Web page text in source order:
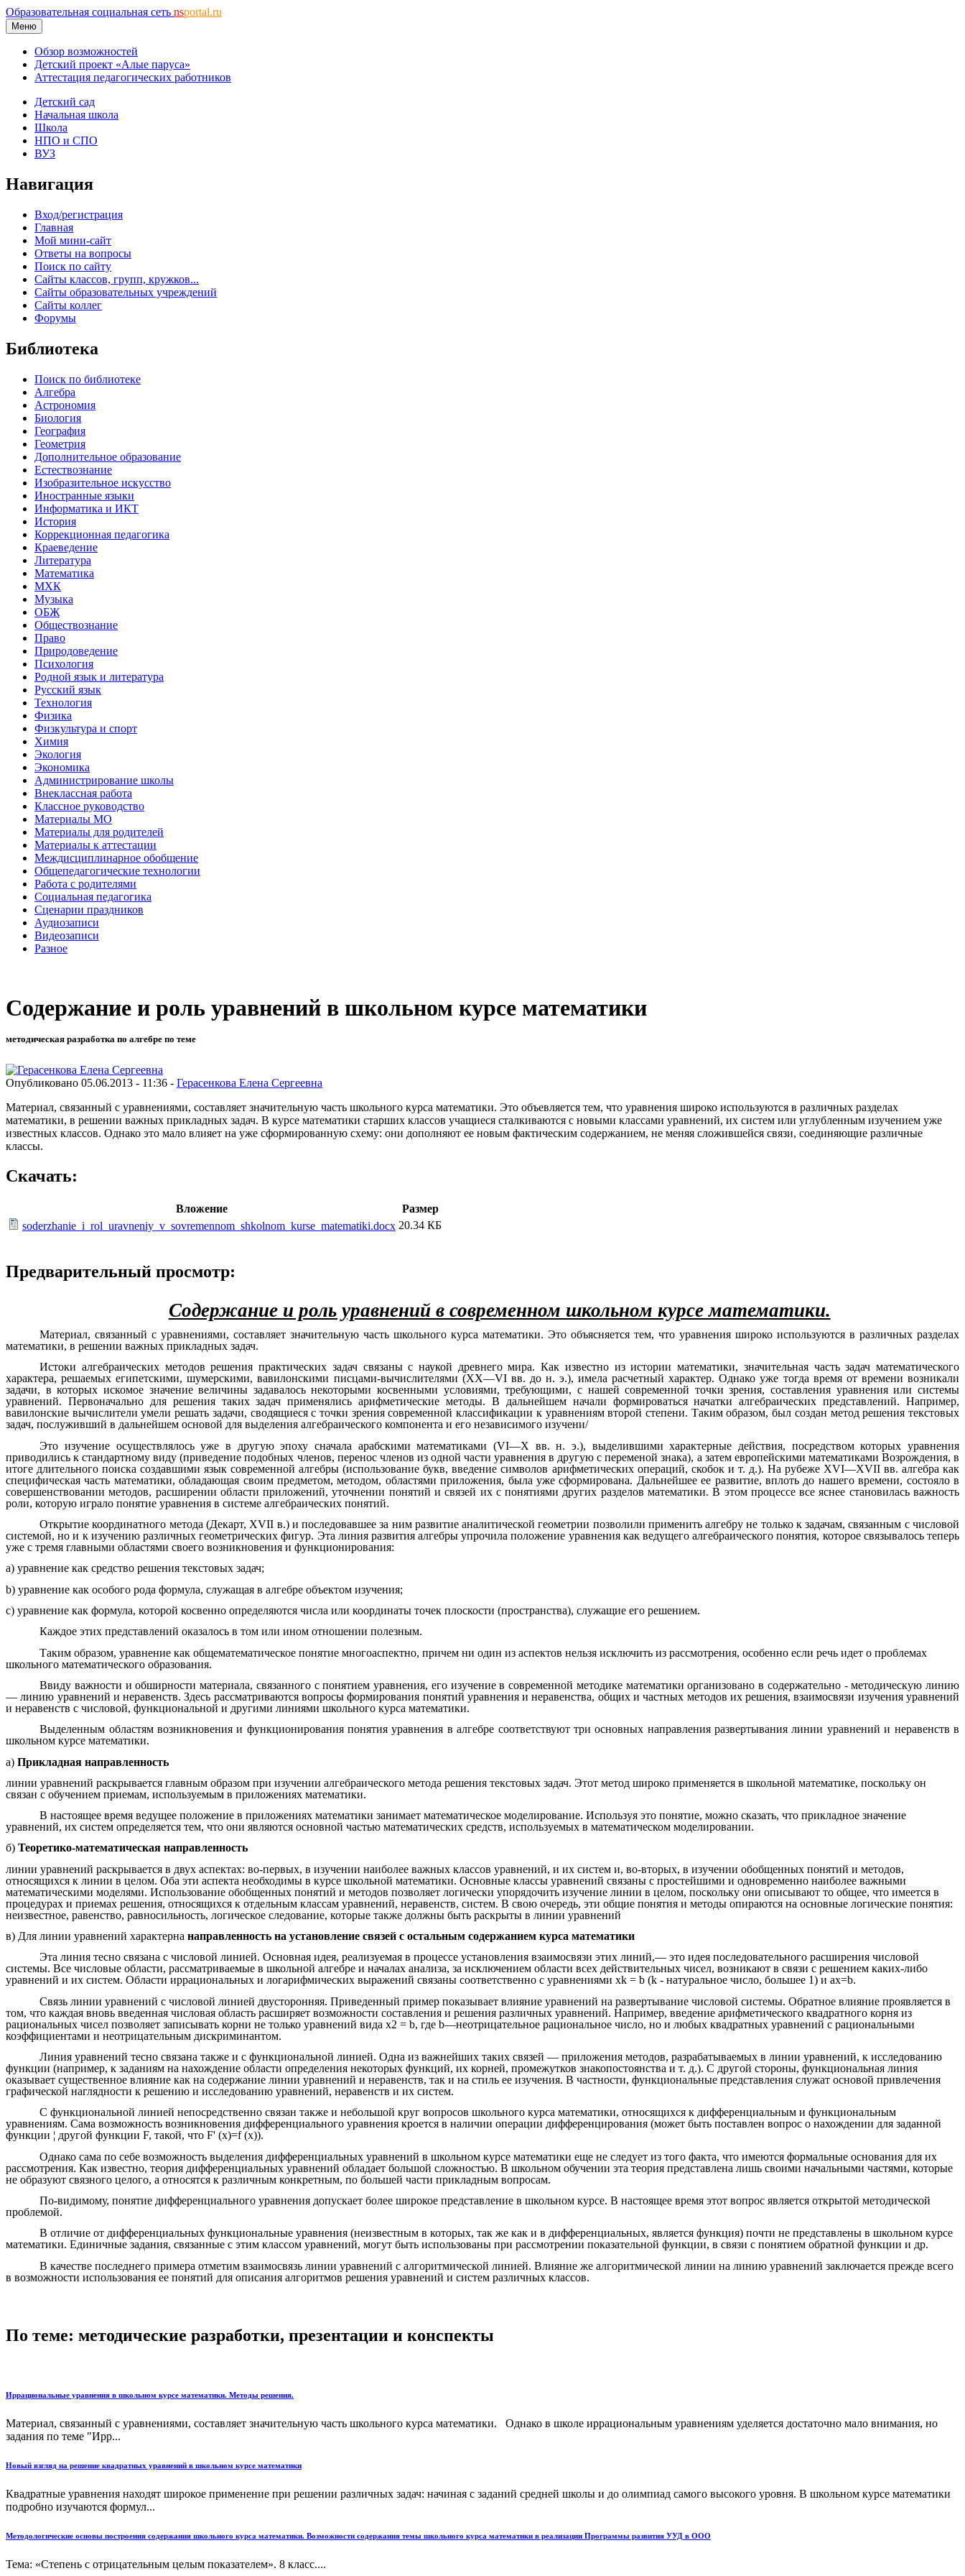
Образовательная социальная сеть nsportal.ru
Меню
Обзор возможностей
Детский проект «Алые паруса»
Аттестация педагогических работников
Детский сад
Начальная школа
Школа
НПО и СПО
ВУЗ
Навигация
Вход/регистрация
Главная
Мой мини-сайт
Ответы на вопросы
Поиск по сайту
Сайты классов, групп, кружков...
Сайты образовательных учреждений
Сайты коллег
Форумы
Библиотека
Поиск по библиотеке
Алгебра
Астрономия
Биология
География
Геометрия
Дополнительное образование
Естествознание
Изобразительное искусство
Иностранные языки
Информатика и ИКТ
История
Коррекционная педагогика
Краеведение
Литература
Математика
МХК
Музыка
ОБЖ
Обществознание
Право
Природоведение
Психология
Родной язык и литература
Русский язык
Технология
Физика
Физкультура и спорт
Химия
Экология
Экономика
Администрирование школы
Внеклассная работа
Классное руководство
Материалы МО
Материалы для родителей
Материалы к аттестации
Междисциплинарное обобщение
Общепедагогические технологии
Работа с родителями
Социальная педагогика
Сценарии праздников
Аудиозаписи
Видеозаписи
Разное
Содержание и роль уравнений в школьном курсе математики
методическая разработка по алгебре по теме
Опубликовано 05.06.2013 - 11:36 - Герасенкова Елена Сергеевна
Материал, связанный с уравнениями, составляет значительную часть школьного курса математики. Это объевляется тем, что уравнения широко используются в различных разделах
математики, в решении важных прикладных задач. В курсе математики старших классов учащиеся сталкиваются с новыми классами уравнений, их систем или углубленным изучением уже
известных классов. Однако это мало влияет на уже сформированную схему: они дополняют ее новым фактическим содержанием, не меняя сложившейся связи, соединяющие различные
классы.
Скачать:
Вложение
Размер
soderzhanie_i_rol_uravneniy_v_sovremennom_shkolnom_kurse_matematiki.docx 20.34 КБ
Предварительный просмотр:
Содержание и роль уравнений в современном школьном курсе математики.
Материал, связанный с уравнениями, составляет значительную часть школьного курса математики. Это объясняется тем, что уравнения широко используются в различных разделах
математики, в решении важных прикладных задач.
Истоки алгебраических методов решения практических задач связаны с наукой древнего мира. Как известно из истории математики, значительная часть задач математического
характера, решаемых египетскими, шумерскими, вавилонскими писцами-вычислителями (XX—VI вв. до н. э.), имела расчетный характер. Однако уже тогда время от времени возникали
задачи, в которых искомое значение величины задавалось некоторыми косвенными условиями, требующими, с нашей современной точки зрения, составления уравнения или системы
уравнений. Первоначально для решения таких задач применялись арифметические методы. В дальнейшем начали формироваться начатки алгебраических представлений. Например,
вавилонские вычислители умели решать задачи, сводящиеся с точки зрения современной классификации к уравнениям второй степени. Таким образом, был создан метод решения текстовых
задач, послуживший в дальнейшем основой для выделения алгебраического компонента и его независимого изучени/
Это изучение осуществлялось уже в другую эпоху сначала арабскими математиками (VI—Х вв. н. э.), выделившими характерные действия, посредством которых уравнения
приводились к стандартному виду (приведение подобных членов, перенос членов из одной части уравнения в другую с переменой знака), а затем европейскими математиками Возрождения, в
итоге длительного поиска создавшими язык современной алгебры (использование букв, введение символов арифметических операций, скобок и т. д.). На рубеже XVI—XVII вв. алгебра как
специфическая часть математики, обладающая своим предметом, методом, областями приложения, была уже сформирована. Дальнейшее ее развитие, вплоть до нашего времени, состояло в
совершенствовании методов, расширении области приложений, уточнении понятий и связей их с понятиями других разделов математики. В этом процессе все яснее становилась важность
роли, которую играло понятие уравнения в системе алгебраических понятий.
Открытие координатного метода (Декарт, XVII в.) и последовавшее за ним развитие аналитической геометрии позволили применить алгебру не только к задачам, связанным с числовой
системой, но и к изучению различных геометрических фигур. Эта линия развития алгебры упрочила положение уравнения как ведущего алгебраического понятия, которое связывалось теперь
уже с тремя главными областями своего возникновения и функционирования:
a) уравнение как средство решения текстовых задач;
b) уравнение как особого рода формула, служащая в алгебре объектом изучения;
c) уравнение как формула, которой косвенно определяются числа или координаты точек плоскости (пространства), служащие его решением.
Каждое этих представлений оказалось в том или ином отношении полезным.
Таким образом, уравнение как общематематическое понятие многоаспектно, причем ни один из аспектов нельзя исключить из рассмотрения, особенно если речь идет о проблемах
школьного математического образования.
Ввиду важности и обширности материала, связанного с понятием уравнения, его изучение в современной методике математики организовано в содержательно - методическую линию
— линию уравнений и неравенств. Здесь рассматриваются вопросы формирования понятий уравнения и неравенства, общих и частных методов их решения, взаимосвязи изучения уравнений
и неравенств с числовой, функциональной и другими линиями школьного курса математики.
Выделенным областям возникновения и функционирования понятия уравнения в алгебре соответствуют три основных направления развертывания линии уравнений и неравенств в
школьном курсе математики.
а) Прикладная направленность
линии уравнений раскрывается главным образом при изучении алгебраического метода решения текстовых задач. Этот метод широко применяется в школьной математике, поскольку он
связан с обучением приемам, используемым в приложениях математики.
В настоящее время ведущее положение в приложениях математики занимает математическое моделирование. Используя это понятие, можно сказать, что прикладное значение
уравнений, их систем определяется тем, что они являются основной частью математических средств, используемых в математическом моделировании.
б) Теоретико-математическая направленность
линии уравнений раскрывается в двух аспектах: во-первых, в изучении наиболее важных классов уравнений, и их систем и, во-вторых, в изучении обобщенных понятий и методов,
относящихся к линии в целом. Оба эти аспекта необходимы в курсе школьной математики. Основные классы уравнений связаны с простейшими и одновременно наиболее важными
математическими моделями. Использование обобщенных понятий и методов позволяет логически упорядочить изучение линии в целом, поскольку они описывают то общее, что имеется в
процедурах и приемах решения, относящихся к отдельным классам уравнений, неравенств, систем. В свою очередь, эти общие понятия и методы опираются на основные логические понятия:
неизвестное, равенство, равносильность, логическое следование, которые также должны быть раскрыты в линии уравнений
в) Для линии уравнений характерна направленность на установление связей с остальным содержанием курса математики
Эта линия тесно связана с числовой линией. Основная идея, реализуемая в процессе установления взаимосвязи этих линий,— это идея последовательного расширения числовой
системы. Все числовые области, рассматриваемые в школьной алгебре и началах анализа, за исключением области всех действительных чисел, возникают в связи с решением каких-либо
уравнений и их систем. Области иррациональных и логарифмических выражений связаны соответственно с уравнениями хk = b (k - натуральное число, большее 1) и ax=b.
Связь линии уравнений с числовой линией двусторонняя. Приведенный пример показывает влияние уравнений на развертывание числовой системы. Обратное влияние проявляется в
том, что каждая вновь введенная числовая область расширяет возможности составления и решения различных уравнений. Например, введение арифметического квадратного корня из
рациональных чисел позволяет записывать корни не только уравнений вида х2 = b, где b—неотрицательное рациональное число, но и любых квадратных уравнений с рациональными
коэффициентами и неотрицательным дискриминантом.
Линия уравнений тесно связана также и с функциональной линией. Одна из важнейших таких связей — приложения методов, разрабатываемых в линии уравнений, к исследованию
функции (например, к заданиям на нахождение области определения некоторых функций, их корней, промежутков знакопостоянства и т. д.). С другой стороны, функциональная линия
оказывает существенное влияние как на содержание линии уравнений и неравенств, так и на стиль ее изучения. В частности, функциональные представления служат основой привлечения
графической наглядности к решению и исследованию уравнений, неравенств и их систем.
С функциональной линией непосредственно связан также и небольшой круг вопросов школьного курса математики, относящихся к дифференциальным и функциональным
уравнениям. Сама возможность возникновения дифференциального уравнения кроется в наличии операции дифференцирования (может быть поставлен вопрос о нахождении для заданной
функции ¦ другой функции F, такой, что F' (x)=f (х)).
Однако сама по себе возможность выделения дифференциальных уравнений в школьном курсе математики еще не следует из того факта, что имеются формальные основания для их
рассмотрения. Как известно, теория дифференциальных уравнений обладает большой сложностью. В школьном обучении эта теория представлена лишь своими начальными частями, которые
не образуют связного целого, а относятся к различным конкретным, по большей части прикладным вопросам.
По-видимому, понятие дифференциального уравнения допускает более широкое представление в школьном курсе. В настоящее время этот вопрос является открытой методической
проблемой.
В отличие от дифференциальных функциональные уравнения (неизвестным в которых, так же как и в дифференциальных, является функция) почти не представлены в школьном курсе
математики. Единичные задания, связанные с этим классом уравнений, могут быть использованы при рассмотрении показательной функции, в связи с понятием обратной функции и др.
В качестве последнего примера отметим взаимосвязь линии уравнений с алгоритмической линией. Влияние же алгоритмической линии на линию уравнений заключается прежде всего
в возможности использования ее понятий для описания алгоритмов решения уравнений и систем различных классов.
По теме: методические разработки, презентации и конспекты
Иррациональные уравнения в школьном курсе математики. Методы решения.
Материал, связанный с уравнениями, составляет значительную часть школьного курса математики. Однако в школе иррациональным уравнениям уделяется достаточно мало внимания, но
задания по теме "Ирр...
Новый взгляд на решение квадратных уравнений в школьном курсе математики
Квадратные уравнения находят широкое применение при решении различных задач: начиная с заданий средней школы и до олимпиад самого высокого уровня. В школьном курсе математики
подробно изучаются формул...
Методологические основы построения содержания школьного курса математики. Возможности содержания темы школьного курса математики в реализации Программы развития УУД в ООО
Тема: «Степень с отрицательным целым показателем». 8 класс....